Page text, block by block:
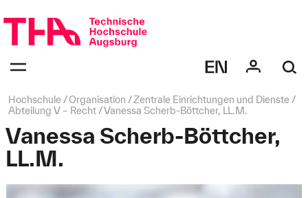
überspringen
bestätigen
des
Menüs
Seitenpfad:
Hochschule Organisation
Zentrale Einrichtungen und Dienste
Abteilung V – Recht
Vanessa Scherb-Böttcher, LL.M.
Vanessa Scherb-Böttcher,
LL.M.